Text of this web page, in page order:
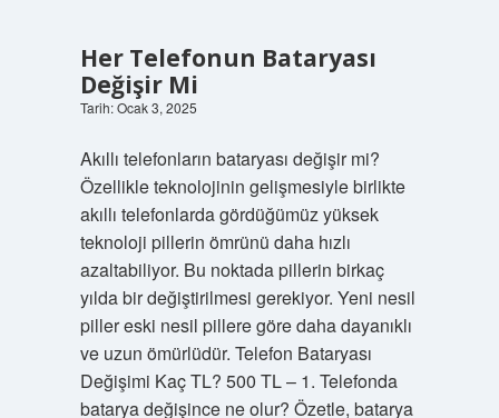
Her Telefonun Bataryası
Değişir Mi
Tarih: Ocak 3, 2025
Akıllı telefonların bataryası değişir mi?
Özellikle teknolojinin gelişmesiyle birlikte
akıllı telefonlarda gördüğümüz yüksek
teknoloji pillerin ömrünü daha hızlı
azaltabiliyor. Bu noktada pillerin birkaç
yılda bir değiştirilmesi gerekiyor. Yeni nesil
piller eski nesil pillere göre daha dayanıklı
ve uzun ömürlüdür. Telefon Bataryası
Değişimi Kaç TL? 500 TL – 1. Telefonda
batarya değişince ne olur? Özetle, batarya